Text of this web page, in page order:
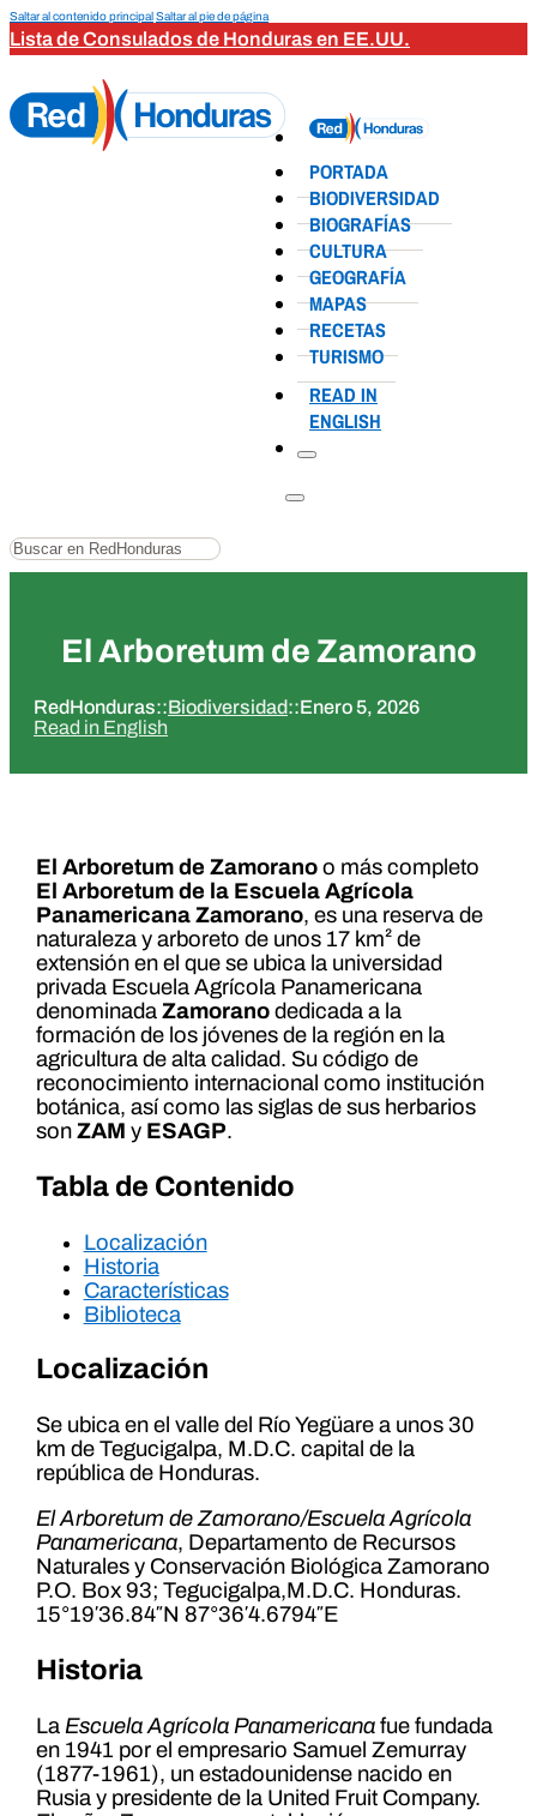
Saltar al contenido principalSaltar al pie de página
Lista de Consulados de Honduras en EE.UU.
PORTADA
BIODIVERSIDAD
BIOGRAFÍAS
CULTURA
GEOGRAFÍA
MAPAS
RECETAS
TURISMO
READ IN
ENGLISH
Buscar
El Arboretum de Zamorano
RedHonduras::Biodiversidad::Enero 5, 2026
Read in English
El Arboretum de Zamoranoo más completo
El Arboretum de la Escuela Agrícola
Panamericana Zamorano, es una reserva de
naturaleza y arboreto de unos 17 km² de
extensión en el que se ubica la universidad
privada Escuela Agrícola Panamericana
denominada Zamoranodedicada a la
formación de los jóvenes de la región en la
agricultura de alta calidad. Su código de
reconocimiento internacional como institución
botánica, así como las siglas de sus herbarios
son ZAM y ESAGP.
Tabla de Contenido
Localización
Historia
Características
Biblioteca
Localización
Se ubica en el valle del Río Yegüare a unos 30
km de Tegucigalpa, M.D.C. capital de la
república de Honduras.
El Arboretum de Zamorano/Escuela Agrícola
Panamericana, Departamento de Recursos
Naturales y Conservación Biológica Zamorano
P.O. Box 93; Tegucigalpa,M.D.C. Honduras.
15°19′36.84″N 87°36′4.6794″E
Historia
La Escuela Agrícola Panamericanafue fundada
en 1941 por el empresario Samuel Zemurray
(1877-1961), un estadounidense nacido en
Rusia y presidente de la United Fruit Company.